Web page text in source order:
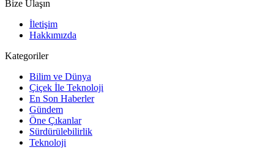
Bize Ulaşın
İletişim
Hakkımızda
Kategoriler
Bilim ve Dünya
Çiçek İle Teknoloji
En Son Haberler
Gündem
Öne Çıkanlar
Sürdürülebilirlik
Teknoloji